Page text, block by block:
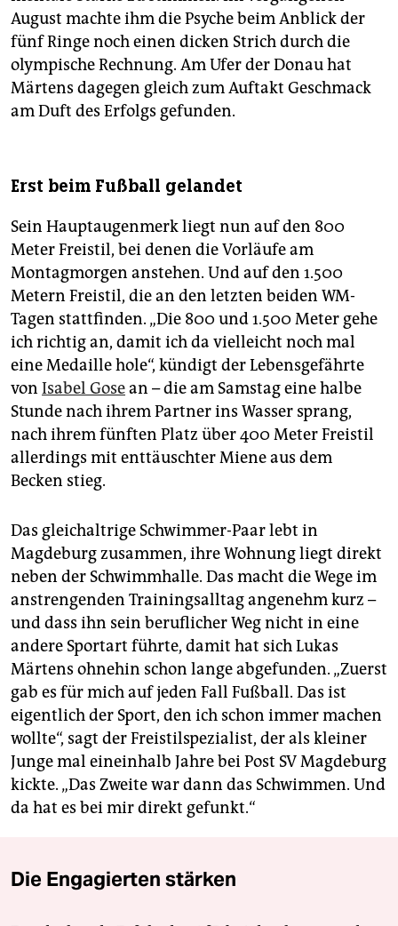
August machte ihm die Psyche beim Anblick der
fünf Ringe noch einen dicken Strich durch die
olympische Rechnung. Am Ufer der Donau hat
Märtens dagegen gleich zum Auftakt Geschmack
am Duft des Erfolgs gefunden.
Erst beim Fußball gelandet
Sein Hauptaugenmerk liegt nun auf den 800
Meter Freistil, bei denen die Vorläufe am
Montagmorgen anstehen. Und auf den 1.500
Metern Freistil, die an den letzten beiden WM-
Tagen stattfinden. „Die 800 und 1.500 Meter gehe
ich richtig an, damit ich da vielleicht noch mal
eine Medaille hole“, kündigt der Lebensgefährte
von Isabel Gosean – die am Samstag eine halbe
Stunde nach ihrem Partner ins Wasser sprang,
nach ihrem fünften Platz über 400 Meter Freistil
allerdings mit enttäuschter Miene aus dem
Becken stieg.
Das gleichaltrige Schwimmer-Paar lebt in
Magdeburg zusammen, ihre Wohnung liegt direkt
neben der Schwimmhalle. Das macht die Wege im
anstrengenden Trainingsalltag angenehm kurz –
und dass ihn sein beruflicher Weg nicht in eine
andere Sportart führte, damit hat sich Lukas
Märtens ohnehin schon lange abgefunden. „Zuerst
gab es für mich auf jeden Fall Fußball. Das ist
eigentlich der Sport, den ich schon immer machen
wollte“, sagt der Freistilspezialist, der als kleiner
Junge mal eineinhalb Jahre bei Post SV Magdeburg
kickte. „Das Zweite war dann das Schwimmen. Und
da hat es bei mir direkt gefunkt.“
Die Engagierten stärken